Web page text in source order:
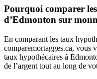
Pourquoi comparer
d’Edmonton sur
En comparant les taux
comparemortagges.ca, vous
taux hypothécaires à
de l’argent tout au long de